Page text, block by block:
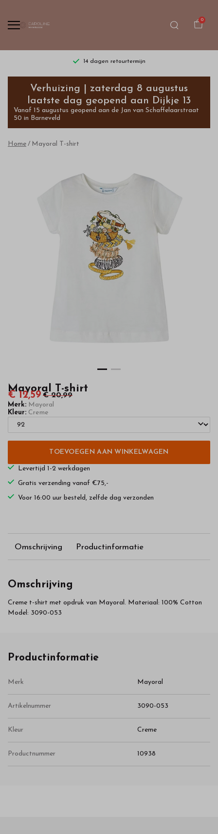
0
14 dagen retourtermijn
Mayoral
T-
shirt
kinderkleding
Verhuizing | zaterdag 8 augustus
laatste dag geopend aan Dijkje 13
Vanaf 15 augustus geopend aan de Jan van Schaffelaarstraat
50 in Barneveld
Home Mayoral T-shirt
Mayoral T-shirt
€ 12,59 € 20,99
Merk: Mayoral
Kleur: Creme
TOEVOEGEN AAN WINKELWAGEN
Levertijd 1-2 werkdagen
Gratis verzending vanaf €75,-
Voor 16:00 uur besteld, zelfde dag verzonden
Omschrijving Productinformatie
Omschrijving
Creme t-shirt met opdruk van Mayoral. Materiaal: 100% Cotton
Model: 3090-053
Productinformatie
Merk Mayoral
Artikelnummer 3090-053
Kleur Creme
Productnummer 10938